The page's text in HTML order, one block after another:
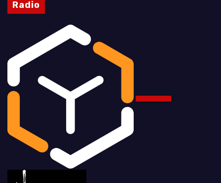
Radio